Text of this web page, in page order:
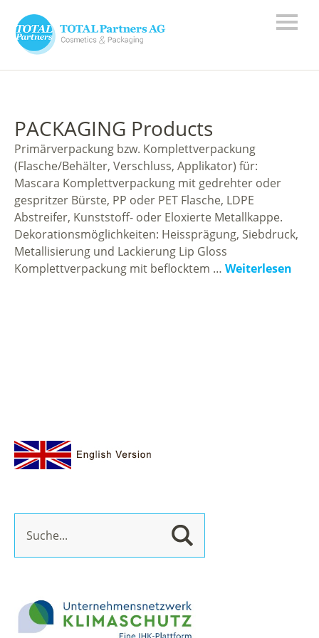
PACKAGING Products
Primärverpackung bzw. Komplettverpackung
(Flasche/Behälter, Verschluss, Applikator) für:
Mascara Komplettverpackung mit gedrehter oder
gespritzer Bürste, PP oder PET Flasche, LDPE
Abstreifer, Kunststoff- oder Eloxierte Metallkappe.
Dekorationsmöglichkeiten: Heissprägung, Siebdruck,
Metallisierung und Lackierung Lip Gloss
Komplettverpackung mit beflocktem … Weiterlesen